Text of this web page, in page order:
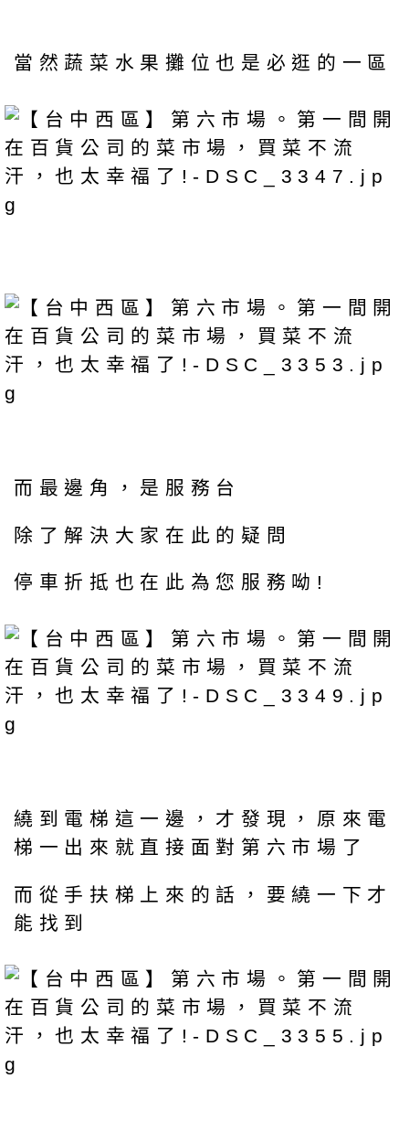
當然蔬菜水果攤位也是必逛的一區
而最邊角，是服務台
除了解決大家在此的疑問
停車折抵也在此為您服務呦!
繞到電梯這一邊，才發現，原來電
梯一出來就直接面對第六市場了
而從手扶梯上來的話，要繞一下才
能找到